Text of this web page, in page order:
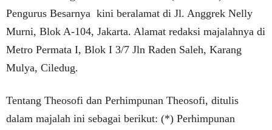
Pengurus Besarnya kini beralamat di Jl. Anggrek Nelly
Murni, Blok A-104, Jakarta. Alamat redaksi majalahnya di
Metro Permata I, Blok I 3/7 Jln Raden Saleh, Karang
Mulya, Ciledug.
Tentang Theosofi dan Perhimpunan Theosofi, ditulis
dalam majalah ini sebagai berikut: (*) Perhimpunan